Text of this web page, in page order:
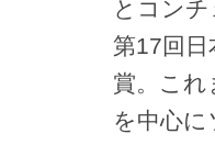
とコン
第17回
賞。これ
を中心